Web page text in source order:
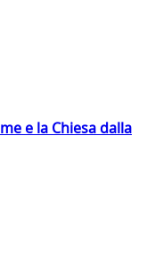
e la Chiesa dalla